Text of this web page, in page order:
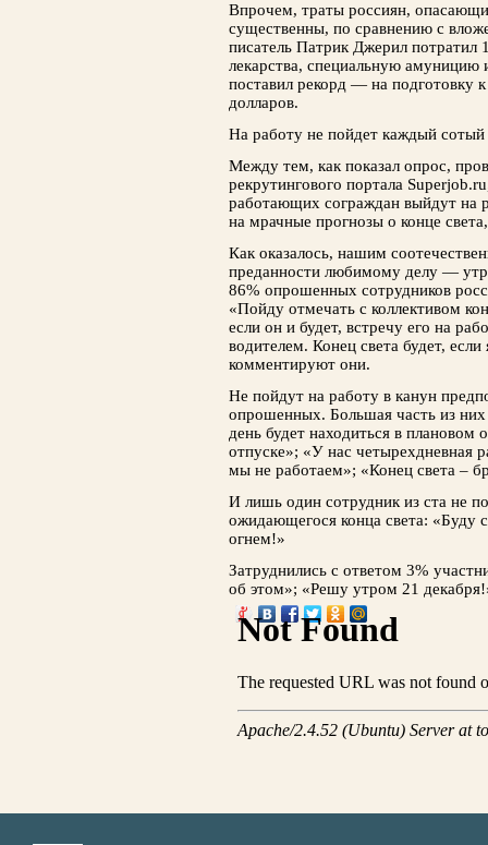
Впрочем, траты россиян,
существенны, по сравнению с
писатель Патрик Джерил потратил
лекарства, специальную
поставил рекорд — на подготовку
долларов.
На работу не пойдет каждый сотый
Между тем, как показал опрос,
рекрутингового портала
работающих сограждан выйдут на
на мрачные прогнозы о конце
Как оказалось, нашим
преданности любимому делу —
86% опрошенных сотрудников
«Пойду отмечать с коллективом
если он и будет, встречу его на
водителем. Конец света будет,
комментируют они.
Не пойдут на работу в канун
опрошенных. Большая часть из них
день будет находиться в
отпуске»; «У нас четырехдневная
мы не работаем»; «Конец света –
И лишь один сотрудник из ста не
ожидающегося конца света: «Буду
огнем!»
Затруднились с ответом 3%
об этом»; «Решу утром 21